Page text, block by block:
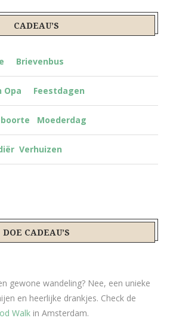
CADEAU’S
Brievenbus
Opa Feestdagen
Moederdag
Verhuizen
DOE CADEAU’S
gewone wandeling? Nee, een unieke
en heerlijke drankjes. Check de
Walk in Amsterdam.